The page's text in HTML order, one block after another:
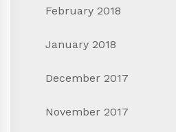
February 2018
January 2018
December 2017
November 2017